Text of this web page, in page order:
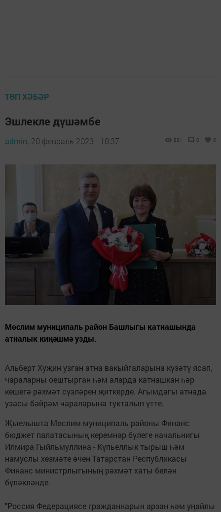
ТӨП ХӘБӘР
Эшлекле дүшәмбе
admin, 20 февраль 2023 - 10:37 881 0 0
Мөслим муниципаль район Башлыгы катнашында
атналык киңәшмә узды.
Альберт Хуҗин узган атна вакыйгаларына күзәтү ясап,
чараларны оештырган һәм аларда катнашкан һәр
кешегә рәхмәт сүзләрен җиткерде. Агымдагы атнада
узасы бәйрәм чараларына тукталып үтте.
Җыелышта Мөслим муниципаль районы Финанс
бюджет палатасының керемнәр бүлеге начальнигы
Илмира Гыйльмуллина - Күпьеллык тырыш һәм
намуслы хезмәте өчен Татарстан Республикасы
Финанс министрлыгының рәхмәт хаты белән
бүләкләнде.
"Россия Федерациясе гражданнарын арзан һәм уңайлы